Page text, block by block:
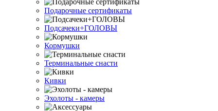
Подарочные сертификаты
Подсачеки+ГОЛОВЫ
Кормушки
Терминальные снасти
Кивки
Эхолоты - камеры